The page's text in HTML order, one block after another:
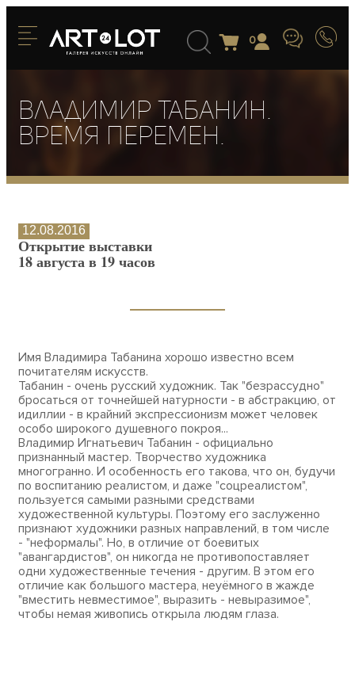
0
Владимир Табанин.
Время перемен.
12.08.2016
Открытие выставки
18 августа в 19 часов
Имя Владимира Табанина хорошо известно всем
почитателям искусств.
Табанин - очень русский художник. Так "безрассудно"
бросаться от точнейшей натурности - в абстракцию, от
идиллии - в крайний экспрессионизм может человек
особо широкого душевного покроя...
Владимир Игнатьевич Табанин - официально
признанный мастер. Творчество художника
многогранно. И особенность его такова, что он, будучи
по воспитанию реалистом, и даже "соцреалистом",
пользуется самыми разными средствами
художественной культуры. Поэтому его заслуженно
признают художники разных направлений, в том числе
- "неформалы". Но, в отличие от боевитых
"авангардистов", он никогда не противопоставляет
одни художественные течения - другим. В этом его
отличие как большого мастера, неуёмного в жажде
"вместить невместимое", выразить - невыразимое",
чтобы немая живопись открыла людям глаза.